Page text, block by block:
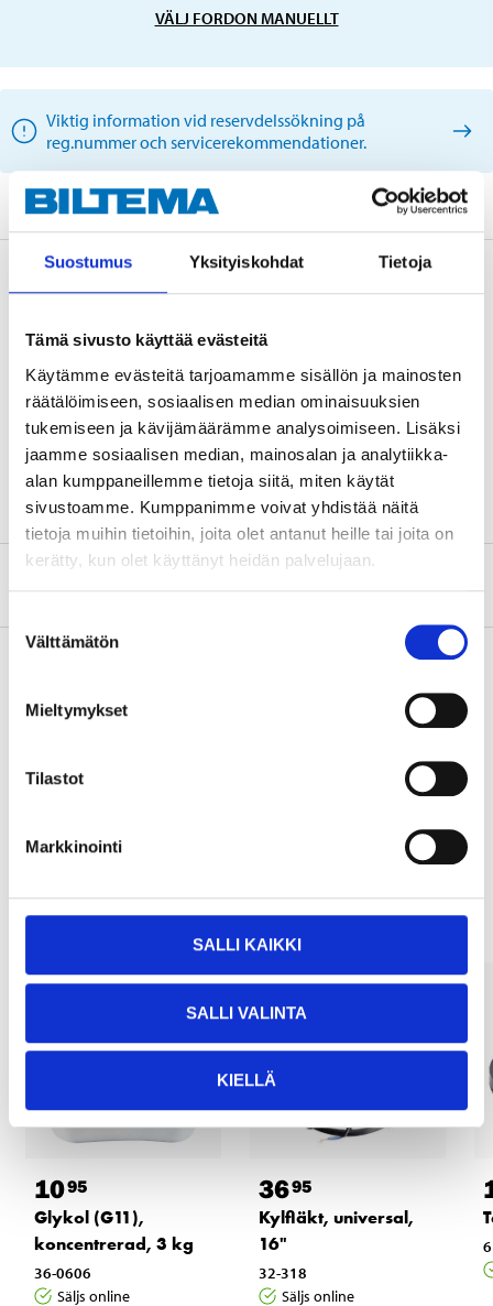
Suostumus Yksityiskohdat Tietoja
Tämä sivusto käyttää evästeitä
Käytämme evästeitä tarjoamamme sisällön ja mainosten
räätälöimiseen, sosiaalisen median ominaisuuksien
tukemiseen ja kävijämäärämme analysoimiseen. Lisäksi
jaamme sosiaalisen median, mainosalan ja analytiikka-
alan kumppaneillemme tietoja siitä, miten käytät
sivustoamme. Kumppanimme voivat yhdistää näitä
tietoja muihin tietoihin, joita olet antanut heille tai joita on
kerätty, kun olet käyttänyt heidän palvelujaan.
valinta
Välttämätön
Mieltymykset
Tilastot
Markkinointi
SALLI KAIKKI
SALLI VALINTA
KIELLÄ
VÄLJ FORDON MANUELLT
Viktig information vid reservdelssökning på
reg.nummer och servicerekommendationer.
För fordon med manuell växellåda och AC. Nätmått:
590 x 418 x 32 mm.
Andra kunder köpte också
1095
Glykol (G11),
koncentrerad, 3 kg
36-0606
Säljs online
3695
Kylfläkt, universal,
16"
32-318
Säljs online